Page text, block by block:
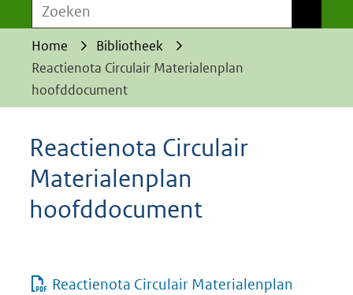
Zoeken
Home
Bibliotheek
Reactienota Circulair Materialenplan
hoofddocument
Reactienota Circulair
Materialenplan
hoofddocument
Reactienota Circulair Materialenplan